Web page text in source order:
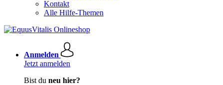
Kontakt
Alle Hilfe-Themen
Anmelden
Jetzt anmelden
Bist du neu hier?